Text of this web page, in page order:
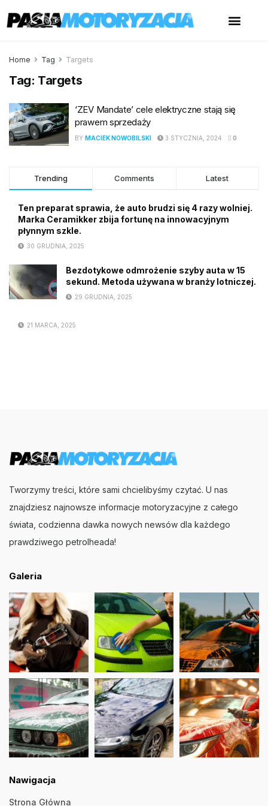
Home Tag Targets
Tag: Targets
‘ZEV Mandate’ cele elektryczne stają się
prawem sprzedaży
BY MACIEK NOWOBILSKI 3 STYCZNIA, 2024 0
Trending Comments Latest
Ten preparat sprawia, że auto brudzi się 4 razy wolniej.
Marka Ceramikker zbija fortunę na innowacyjnym
płynnym szkle.
30 GRUDNIA, 2025
Bezdotykowe odmrożenie szyby auta w 15
sekund. Metoda używana w branży lotniczej.
29 GRUDNIA, 2025
21 MARCA, 2025
Tworzymy treści, które sami chcielibyśmy czytać. U nas
znajdziesz najnowsze informacje motoryzacyjne z całego
świata, codzienna dawka nowych newsów dla każdego
prawdziwego petrolheada!
Galeria
Nawigacja
Strona Główna